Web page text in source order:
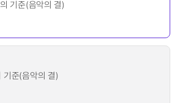
기준(음악의 결)
기준(음악의 결)